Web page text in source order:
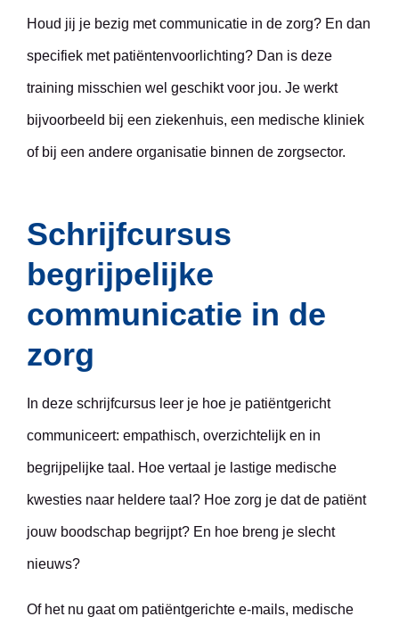
Houd jij je bezig met communicatie in de zorg? En dan
specifiek met patiëntenvoorlichting? Dan is deze
training misschien wel geschikt voor jou. Je werkt
bijvoorbeeld bij een ziekenhuis, een medische kliniek
of bij een andere organisatie binnen de zorgsector.
Schrijfcursus
begrijpelijke
communicatie in de
zorg
In deze schrijfcursus leer je hoe je patiëntgericht
communiceert: empathisch, overzichtelijk en in
begrijpelijke taal. Hoe vertaal je lastige medische
kwesties naar heldere taal? Hoe zorg je dat de patiënt
jouw boodschap begrijpt? En hoe breng je slecht
nieuws?
Of het nu gaat om patiëntgerichte e-mails, medische